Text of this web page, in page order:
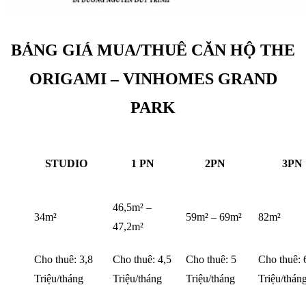
BẢNG GIÁ MUA/THUÊ CĂN HỘ THE
ORIGAMI – VINHOMES GRAND
PARK
STUDIO 1 PN 2PN 3PN
34m²
46,5m² –
47,2m²
59m² – 69m² 82m²
Cho thuê: 3,8
Triệu/tháng
Cho thuê: 4,5
Triệu/tháng
Cho thuê: 5
Triệu/tháng
Cho thuê:
Triệu/